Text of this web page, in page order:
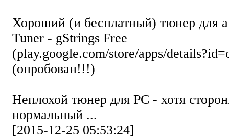
Хороший (и бесплатный) тюнер для
Tuner - gStrings Free
(play.google.com/store/apps/
(опробован!!!)
Неплохой тюнер для РС - хотя
нормальный ...
[2015-12-25 05:53:24]